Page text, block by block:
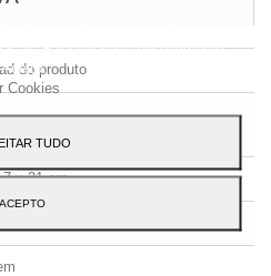
do produto
x 21 cm
de terceiros para melhorar nossos
Para dar seu consentimento
Cookies
TUDO
ACEPTO